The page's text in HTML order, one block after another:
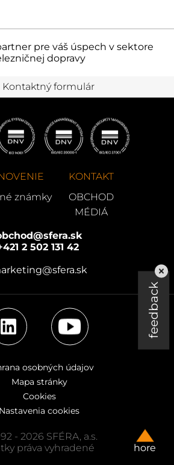
pre váš úspech v sektore
dopravy
Kontaktný formulár
známky
KONTAKT
OBCHOD
MÉDIÁ
2 502 131 42
LinkedIn
osobných údajov
Mapa stránky
Cookies
Nastavenia cookies
- 2026 SFÉRA, a.s.
práva vyhradené
feedback
hore